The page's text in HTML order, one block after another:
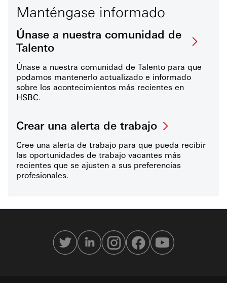
Manténgase informado
Únase a nuestra comunidad de
Talento
Únase a nuestra comunidad de Talento para que
podamos mantenerlo actualizado e informado
sobre los acontecimientos más recientes en
HSBC.
Crear una alerta de trabajo
Cree una alerta de trabajo para que pueda recibir
las oportunidades de trabajo vacantes más
recientes que se ajusten a sus preferencias
profesionales.